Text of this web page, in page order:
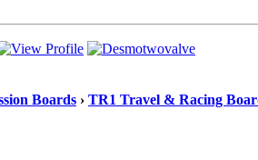
Boards › TR1 Travel & Racing